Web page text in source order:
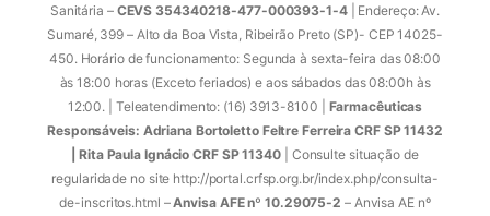
Sanitária –CEVS 354340218-477-000393-1-4| Endereço: Av.
Sumaré, 399 – Alto da Boa Vista, Ribeirão Preto (SP)- CEP 14025-
450. Horário de funcionamento: Segunda à sexta-feira das 08:00
às 18:00 horas (Exceto feriados) e aos sábados das 08:00h às
12:00. | Teleatendimento: (16) 3913-8100 | Farmacêuticas
Responsáveis: Adriana Bortoletto Feltre Ferreira CRF SP 11432
| Rita Paula Ignácio CRF SP 11340 | Consulte situação de
regularidade no site http://portal.crfsp.org.br/index.php/consulta-
de-inscritos.html –Anvisa AFE nº 10.29075-2 – Anvisa AE nº